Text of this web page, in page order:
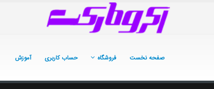
صفحه نخست فروشگاه حساب کاربری آموزش